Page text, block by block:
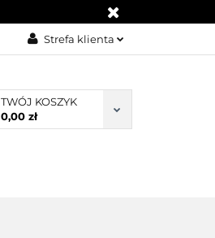
Strefa klienta
Załóż konto
Dodaj zgłoszenie
TWÓJ KOSZYK
0,00 zł